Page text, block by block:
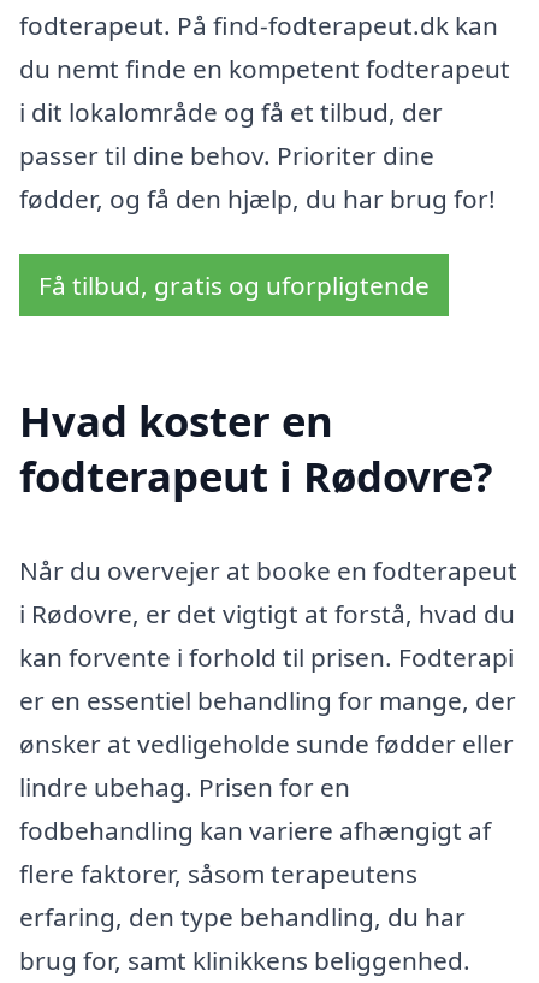
fodterapeut. På find-fodterapeut.dk kan
du nemt finde en kompetent fodterapeut
i dit lokalområde og få et tilbud, der
passer til dine behov. Prioriter dine
fødder, og få den hjælp, du har brug for!
Få tilbud, gratis og uforpligtende
Hvad koster en
fodterapeut i Rødovre?
Når du overvejer at booke en fodterapeut
i Rødovre, er det vigtigt at forstå, hvad du
kan forvente i forhold til prisen. Fodterapi
er en essentiel behandling for mange, der
ønsker at vedligeholde sunde fødder eller
lindre ubehag. Prisen for en
fodbehandling kan variere afhængigt af
flere faktorer, såsom terapeutens
erfaring, den type behandling, du har
brug for, samt klinikkens beliggenhed.